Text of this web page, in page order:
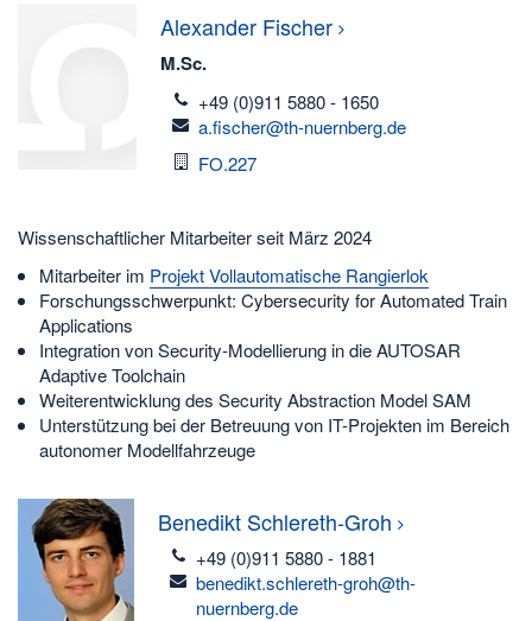
Alexander Fischer
M.Sc.
telefon
+49 (0)911 5880 - 1650
email
a.fischer@th-nuernberg.de
Raum
FO.227
Wissenschaftlicher Mitarbeiter seit März 2024
Mitarbeiter im Projekt Vollautomatische Rangierlok
Forschungsschwerpunkt: Cybersecurity for Automated Train
Applications
Integration von Security-Modellierung in die AUTOSAR
Adaptive Toolchain
Weiterentwicklung des Security Abstraction Model SAM
Unterstützung bei der Betreuung von IT-Projekten im Bereich
autonomer Modellfahrzeuge
Benedikt Schlereth-Groh
telefon
+49 (0)911 5880 - 1881
email
benedikt.schlereth-groh@th-
nuernberg.de